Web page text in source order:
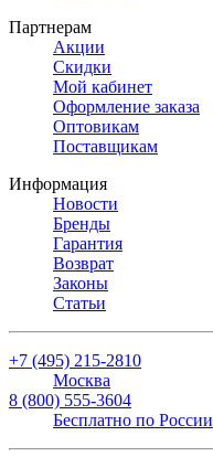
Партнерам
Акции
Скидки
Мой кабинет
Оформление заказа
Оптовикам
Поставщикам
Информация
Новости
Бренды
Гарантия
Возврат
Законы
Статьи
+7 (495) 215-2810
Москва
8 (800) 555-3604
Бесплатно по России